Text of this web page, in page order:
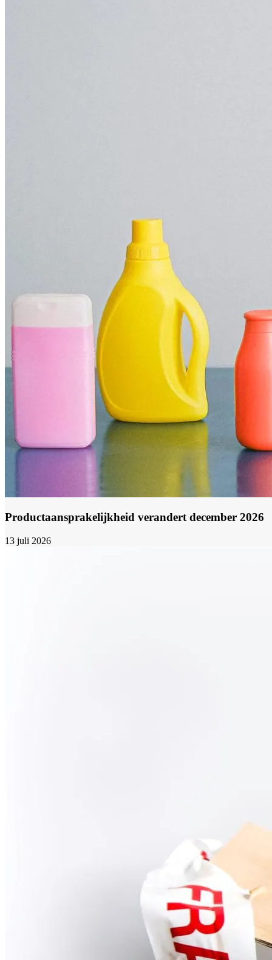
Productaansprakelijkheid verandert december 2026
13 juli 2026